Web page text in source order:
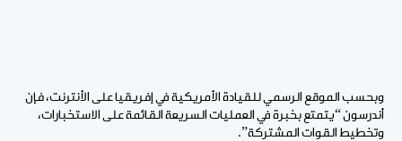
وبحسب الموقع الرسمي للقيادة الأمريكية في إفريقيا على الأنترنت، فإن
أندرسون “يتمتع بخبرة في العمليات السريعة القائمة على الاستخبارات،
وتخطيط القوات المشتركة”.